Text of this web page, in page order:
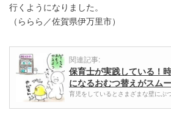
行くようになりました。
（ららら／佐賀県伊万里市）
関連記事:
保育士が実践している！
になるおむつ替えがスム
育児をしているとさまざまな壁にぶ